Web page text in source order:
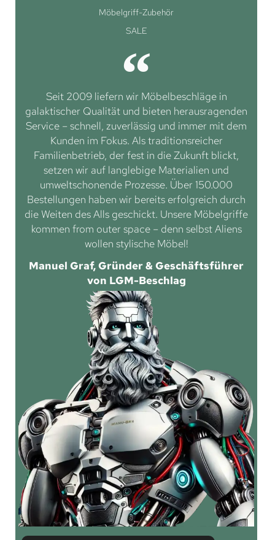
Möbelgriff-Zubehör
SALE
Seit 2009 liefern wir Möbelbeschläge in
galaktischer Qualität und bieten herausragenden
Service – schnell, zuverlässig und immer mit dem
Kunden im Fokus. Als traditionsreicher
Familienbetrieb, der fest in die Zukunft blickt,
setzen wir auf langlebige Materialien und
umweltschonende Prozesse. Über 150.000
Bestellungen haben wir bereits erfolgreich durch
die Weiten des Alls geschickt. Unsere Möbelgriffe
kommen from outer space – denn selbst Aliens
wollen stylische Möbel!
Manuel Graf, Gründer & Geschäftsführer
von LGM-Beschlag